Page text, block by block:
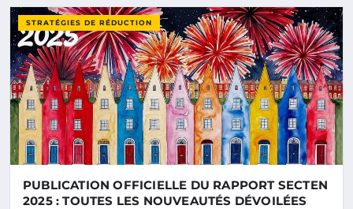
STRATÉGIES DE RÉDUCTION
PUBLICATION OFFICIELLE DU RAPPORT SECTEN
2025 : TOUTES LES NOUVEAUTÉS DÉVOILÉES